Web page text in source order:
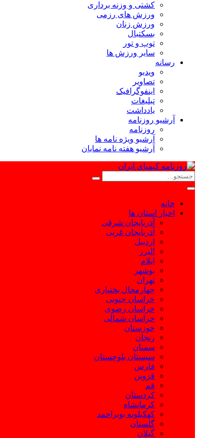
کشتی و وزنه برداری
ورزش های رزمی
ورزش زنان
بسکتبال
توپ و تور
سایر ورزش ها
رسانه
ویدیو
تصاویر
اینفوگرافیک
تبلیغات
یادداشت
آرشیو روزنامه
روزنامه
آرشیو ویژه نامه ها
آرشیو هفته نامه نمایان
خانه
اخبار استان ها
آذربایجان شرقی
آذربایجان غربی
اردبیل
البرز
ایلام
بوشهر
تهران
چهارمحال بختیاری
خراسان جنوبی
خراسان رضوی
خراسان شمالی
خوزستان
زنجان
سمنان
سیستان بلوچستان
فارس
قزوین
قم
کردستان
کرمانشاه
کهکیلویه بویراحمد
گلستان
گیلان